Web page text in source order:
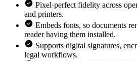
Pixel-perfect fidelity across
and printers.
Embeds fonts, so documents
reader having them installed.
Supports digital signatures,
legal workflows.